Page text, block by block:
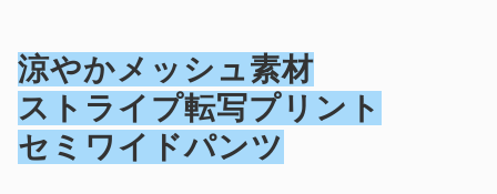
涼やかメッシュ素材
ストライプ転写プリント
セミワイドパンツ